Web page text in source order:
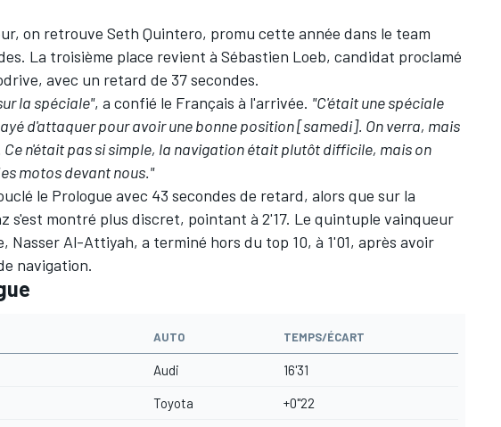
on retrouve Seth Quintero, promu cette année dans le team
La troisième place revient à Sébastien Loeb, candidat proclamé
, avec un retard de 37 secondes.
la spéciale", a confié le Français à l'arrivée. "C'était une spéciale
d'attaquer pour avoir une bonne position [samedi]. On verra, mais
Ce n'était pas si simple, la navigation était plutôt difficile, mais on
motos devant nous."
le Prologue avec 43 secondes de retard, alors que sur la
s'est montré plus discret, pointant à 2'17. Le quintuple vainqueur
Al-Attiyah, a terminé hors du top 10, à 1'01, après avoir
navigation.
AUTO TEMPS/ÉCART
Audi 16'31
Toyota +0"22